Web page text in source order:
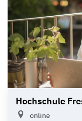
Hochschule
online